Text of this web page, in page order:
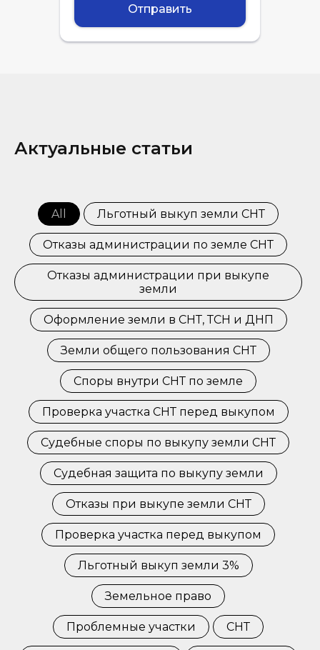
Отправить
Актуальные статьи
All Льготный выкуп земли СНТ
Отказы администрации по земле СНТ
Отказы администрации при выкупе
земли
Оформление земли в СНТ, ТСН и ДНП
Земли общего пользования СНТ
Споры внутри СНТ по земле
Проверка участка СНТ перед выкупом
Судебные споры по выкупу земли СНТ
Судебная защита по выкупу земли
Отказы при выкупе земли СНТ
Проверка участка перед выкупом
Льготный выкуп земли 3%
Земельное право
Проблемные участки СНТ